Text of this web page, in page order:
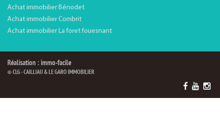
Achat immobilier Bénodet
Achat immobilier Combrit
Achat immobilier La foret fouesnant
Réalisation : immo-facile
© CLG - CAILLIAU & LE GARO IMMOBILIER